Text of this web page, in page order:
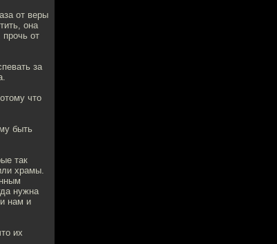
от веры
она
от
за
что
быть
так
храмы.
нужна
нам и
их